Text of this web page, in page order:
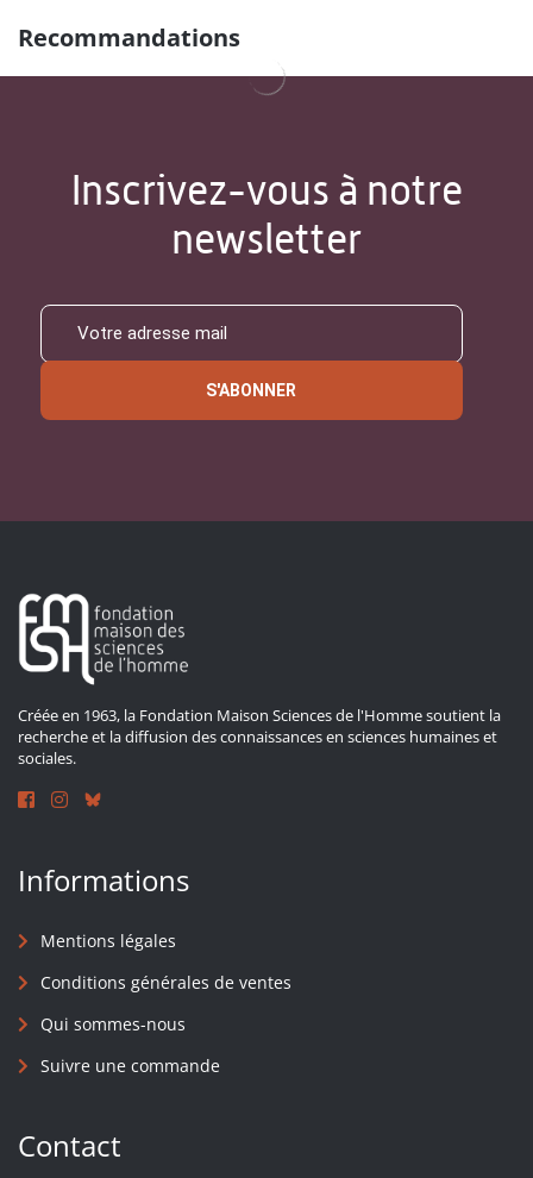
Recommandations
Inscrivez-vous à notre
newsletter
S'ABONNER
Créée en 1963, la Fondation Maison Sciences de l'Homme soutient la
recherche et la diffusion des connaissances en sciences humaines et
sociales.
Informations
Mentions légales
Conditions générales de ventes
Qui sommes-nous
Suivre une commande
Contact